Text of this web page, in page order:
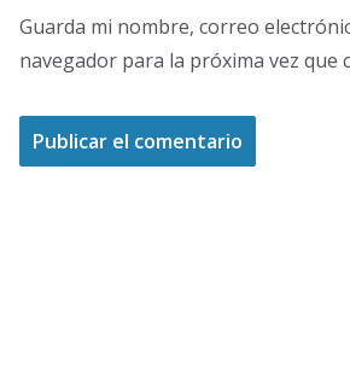
Guarda mi nombre, correo
navegador para la próxima vez que